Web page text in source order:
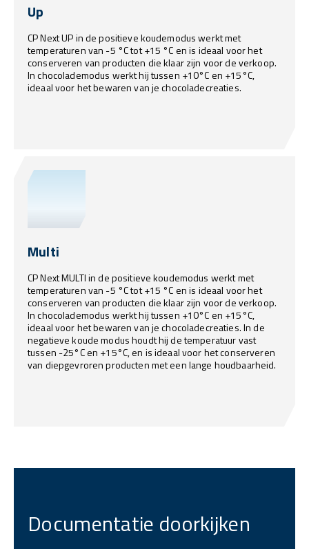
Up
CP Next UP in de positieve koudemodus werkt met
temperaturen van -5 °C tot +15 °C en is ideaal voor het
conserveren van producten die klaar zijn voor de verkoop.
In chocolademodus werkt hij tussen +10°C en +15°C,
ideaal voor het bewaren van je chocoladecreaties.
Multi
CP Next MULTI in de positieve koudemodus werkt met
temperaturen van -5 °C tot +15 °C en is ideaal voor het
conserveren van producten die klaar zijn voor de verkoop.
In chocolademodus werkt hij tussen +10°C en +15°C,
ideaal voor het bewaren van je chocoladecreaties. In de
negatieve koude modus houdt hij de temperatuur vast
tussen -25°C en +15°C, en is ideaal voor het conserveren
van diepgevroren producten met een lange houdbaarheid.
Documentatie doorkijken